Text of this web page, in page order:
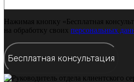
Нажимая кнопку «Бесплатная
на обработку своих персональных